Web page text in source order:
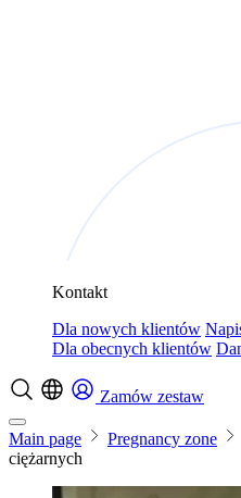
Kontakt
Dla nowych klientów
Dla obecnych klientów
Zamów zestaw
Main page Pregnancy zone
ciężarnych